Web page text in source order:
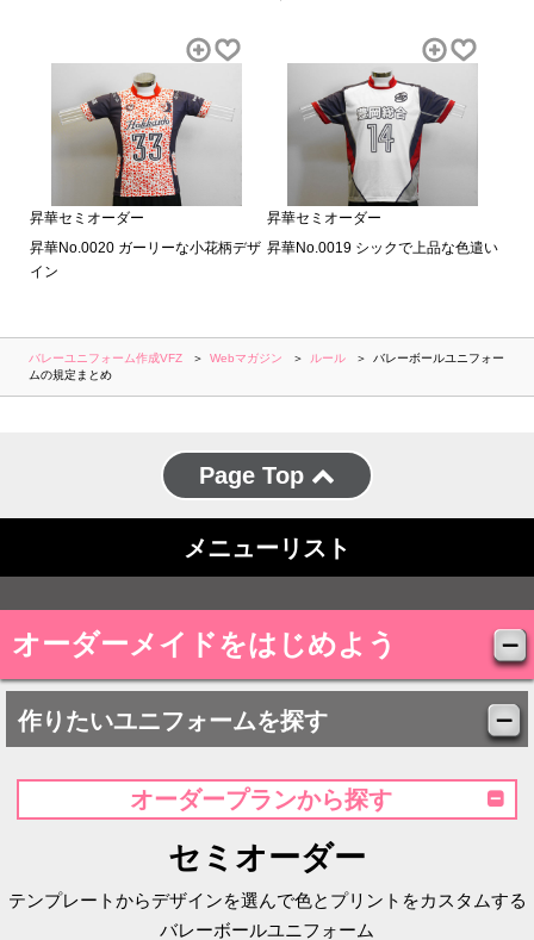
昇華セミオーダー
昇華No.0020 ガーリーな小花柄デザ
イン
昇華セミオーダー
昇華No.0019 シックで上品な色遣い
バレーユニフォーム作成VFZ Webマガジン ルール
バレーボールユニフォー
ムの規定まとめ
Page Top
メニューリスト
オーダーメイドをはじめよう
作りたいユニフォームを探す
オーダープランから探す
セミオーダー
テンプレートからデザインを選んで色とプリントをカスタムする
バレーボールユニフォーム